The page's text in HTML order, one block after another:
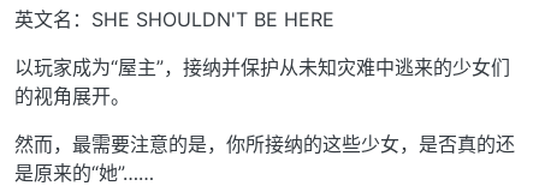
英文名：SHE SHOULDN'T BE HERE
以玩家成为“屋主”，接纳并保护从未知灾难中逃来的少女们
的视角展开。
然而，最需要注意的是，你所接纳的这些少女，是否真的还
是原来的“她”……